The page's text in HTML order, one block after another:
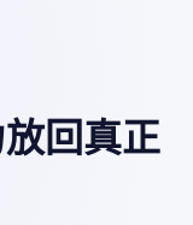
回真正